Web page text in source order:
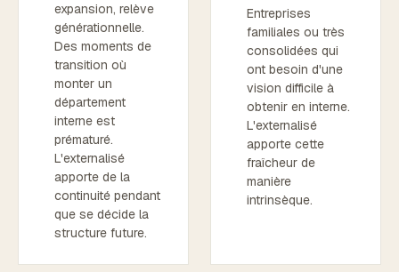
expansion, relève
générationnelle.
Des moments de
transition où
monter un
département
interne est
prématuré.
L'externalisé
apporte de la
continuité pendant
que se décide la
structure future.
Entreprises
familiales ou très
consolidées qui
ont besoin d'une
vision difficile à
obtenir en interne.
L'externalisé
apporte cette
fraîcheur de
manière
intrinsèque.